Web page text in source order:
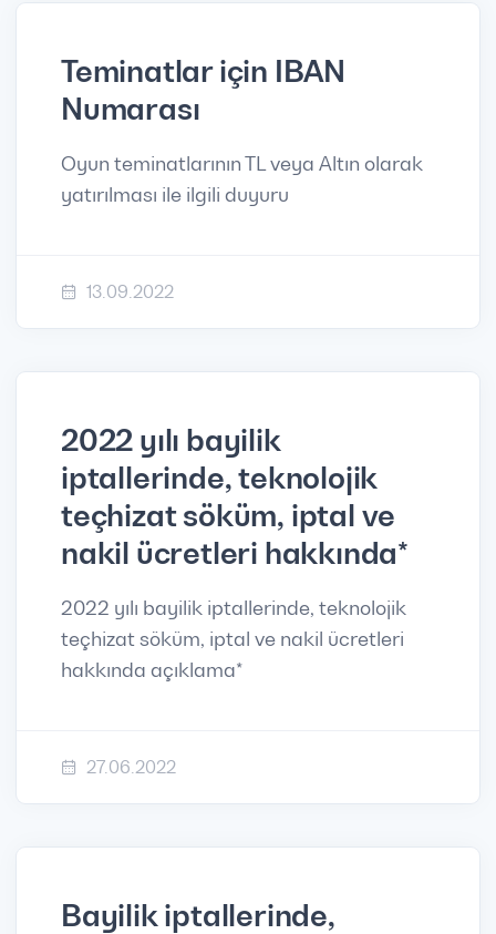
Teminatlar için IBAN
Numarası
Oyun teminatlarının TL veya Altın olarak
yatırılması ile ilgili duyuru
13.09.2022
2022 yılı bayilik
iptallerinde, teknolojik
teçhizat söküm, iptal ve
nakil ücretleri hakkında*
2022 yılı bayilik iptallerinde, teknolojik
teçhizat söküm, iptal ve nakil ücretleri
hakkında açıklama*
27.06.2022
Bayilik iptallerinde,